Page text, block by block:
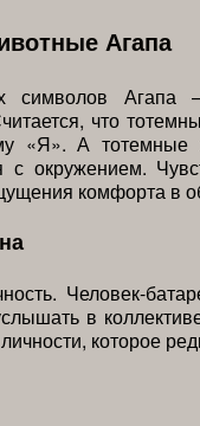
Агапа
символов
что
«Я». А
окружением.
комфорта в
Человек-
в
которое